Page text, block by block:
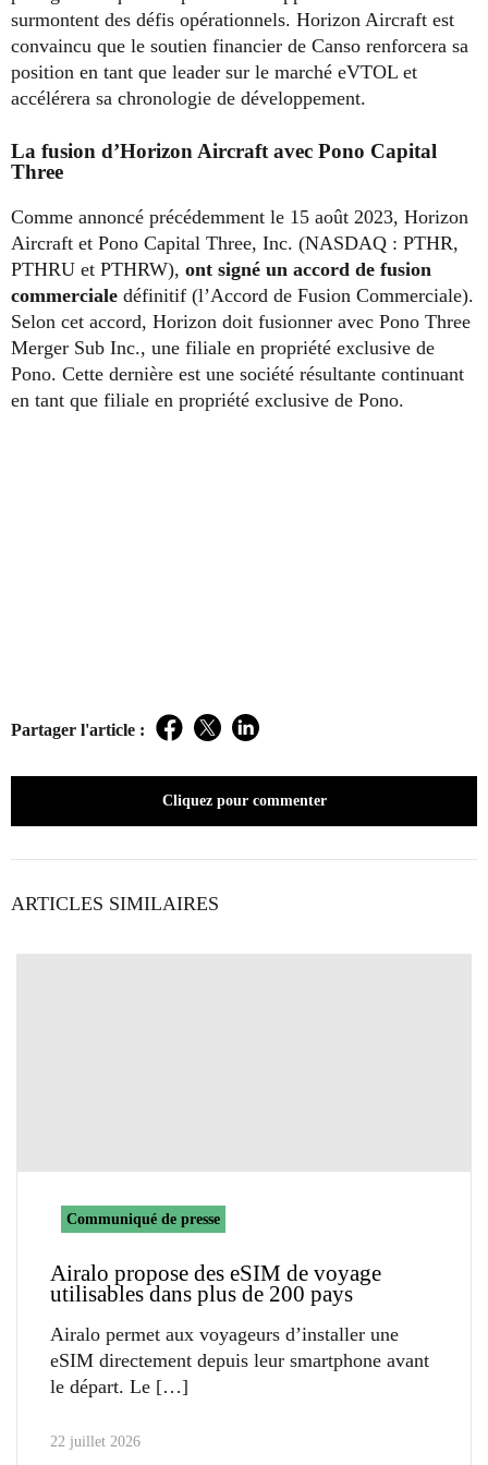
surmontent des défis opérationnels. Horizon Aircraft est
convaincu que le soutien financier de Canso renforcera sa
position en tant que leader sur le marché eVTOL et
accélérera sa chronologie de développement.
La fusion d’Horizon Aircraft avec Pono Capital
Three
Comme annoncé précédemment le 15 août 2023, Horizon
Aircraft et Pono Capital Three, Inc. (NASDAQ : PTHR,
PTHRU et PTHRW), ont signé un accord de fusion
commerciale définitif (l’Accord de Fusion Commerciale).
Selon cet accord, Horizon doit fusionner avec Pono Three
Merger Sub Inc., une filiale en propriété exclusive de
Pono. Cette dernière est une société résultante continuant
en tant que filiale en propriété exclusive de Pono.
Partager l'article : Facebook
TwitterLinkedIn
Cliquez pour commenter
ARTICLES SIMILAIRES
Communiqué de presse
Airalo propose des eSIM de voyage
utilisables dans plus de 200 pays
Airalo permet aux voyageurs d’installer une
eSIM directement depuis leur smartphone avant
le départ. Le
22 juillet 2026